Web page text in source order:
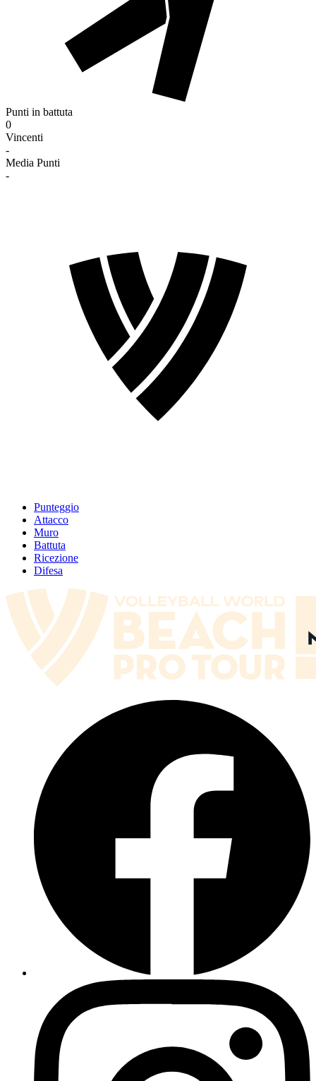
Punti in battuta
0
Vincenti
-
Media Punti
-
Punteggio
Attacco
Muro
Battuta
Ricezione
Difesa